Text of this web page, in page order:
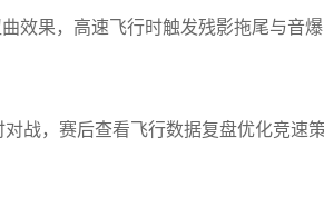
效果，高速飞行时触发残影拖尾与音爆
战，赛后查看飞行数据复盘优化竞速策